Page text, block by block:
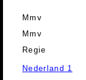
Mmv
Mmv
Regie
Nederland 1